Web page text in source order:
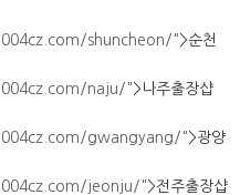
shuncheon/">순천
naju/">나주출장샵
gwangyang/">광양
jeonju/">전주출장샵